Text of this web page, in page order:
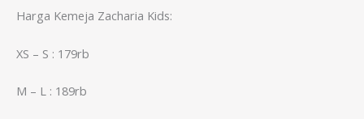
Harga Kemeja Zacharia Kids:
XS – S : 179rb
M – L : 189rb